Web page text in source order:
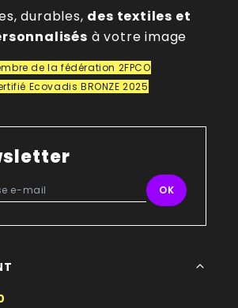
durables, des textiles et
à votre image
de la fédération 2FPCO
Ecovadis BRONZE 2025